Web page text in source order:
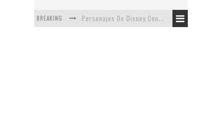
BREAKING Personajes De Disney Con Vestuarios Contemporáneos